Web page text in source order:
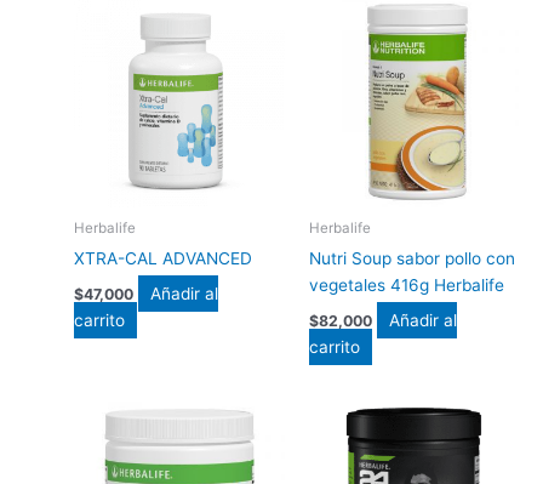
Herbalife
XTRA-CAL ADVANCED
$47,000
Añadir al
carrito
Herbalife
Nutri Soup sabor pollo con
vegetales 416g Herbalife
$82,000
Añadir al
carrito